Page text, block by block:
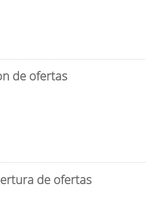
de ofertas
de ofertas